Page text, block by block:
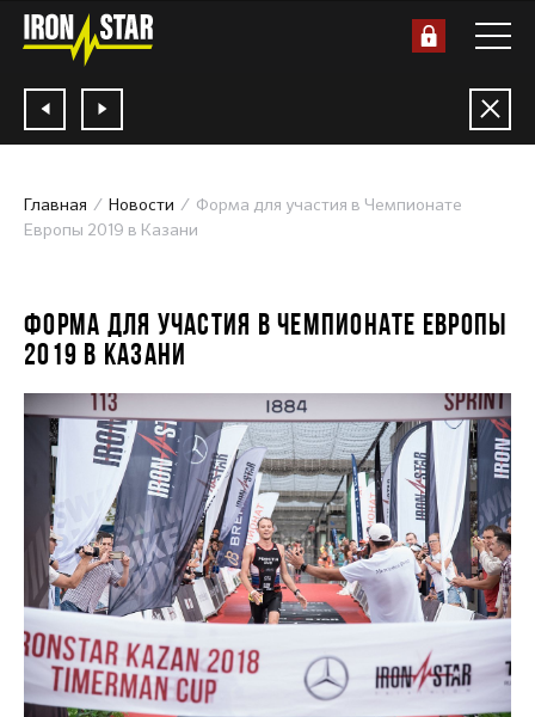
Главная Новости
Форма для участия в Чемпионате
Европы 2019 в Казани
ФОРМА ДЛЯ УЧАСТИЯ В ЧЕМПИОНАТЕ ЕВРОПЫ
2019 В КАЗАНИ